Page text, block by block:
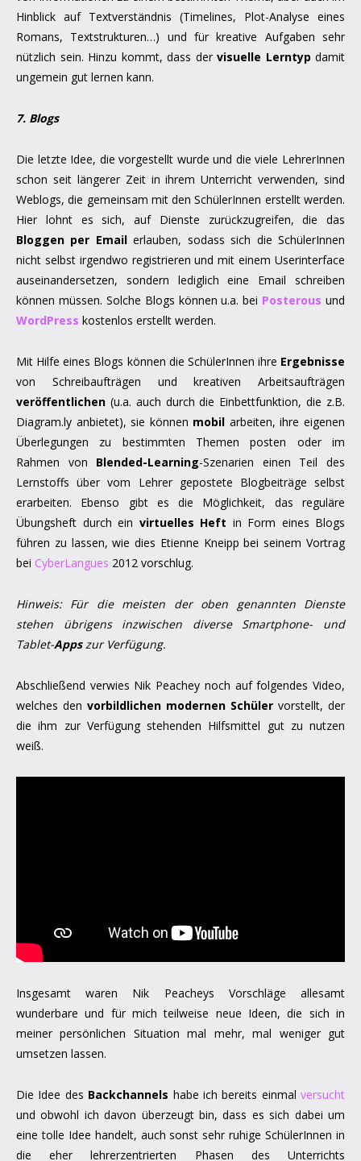
Hinblick auf Textverständnis (Timelines, Plot-Analyse eines
Romans, Textstrukturen…) und für kreative Aufgaben sehr
nützlich sein. Hinzu kommt, dass der visuelle Lerntyp damit
ungemein gut lernen kann.
7. Blogs
Die letzte Idee, die vorgestellt wurde und die viele LehrerInnen
schon seit längerer Zeit in ihrem Unterricht verwenden, sind
Weblogs, die gemeinsam mit den SchülerInnen erstellt werden.
Hier lohnt es sich, auf Dienste zurückzugreifen, die das
Bloggen per Emailerlauben, sodass sich die SchülerInnen
nicht selbst irgendwo registrieren und mit einem Userinterface
auseinandersetzen, sondern lediglich eine Email schreiben
können müssen. Solche Blogs können u.a. bei Posterous und
WordPress kostenlos erstellt werden.
Mit Hilfe eines Blogs können die SchülerInnen ihre Ergebnisse
von Schreibaufträgen und kreativen Arbeitsaufträgen
veröffentlichen (u.a. auch durch die Einbettfunktion, die z.B.
Diagram.ly anbietet), sie können mobil arbeiten, ihre eigenen
Überlegungen zu bestimmten Themen posten oder im
Rahmen von Blended-Learning-Szenarien einen Teil des
Lernstoffs über vom Lehrer gepostete Blogbeiträge selbst
erarbeiten. Ebenso gibt es die Möglichkeit, das reguläre
Übungsheft durch ein virtuelles Heft in Form eines Blogs
führen zu lassen, wie dies Etienne Kneipp bei seinem Vortrag
bei CyberLangues 2012 vorschlug.
Hinweis: Für die meisten der oben genannten Dienste
stehen übrigens inzwischen diverse Smartphone- und
Tablet-Appszur Verfügung.
Abschließend verwies Nik Peachey noch auf folgendes Video,
welches den vorbildlichen modernen Schüler vorstellt, der
die ihm zur Verfügung stehenden Hilfsmittel gut zu nutzen
weiß.
Insgesamt waren Nik Peacheys Vorschläge allesamt
wunderbare und für mich teilweise neue Ideen, die sich in
meiner persönlichen Situation mal mehr, mal weniger gut
umsetzen lassen.
Die Idee des Backchannels habe ich bereits einmal versucht
und obwohl ich davon überzeugt bin, dass es sich dabei um
eine tolle Idee handelt, auch sonst sehr ruhige SchülerInnen in
die eher lehrerzentrierten Phasen des Unterrichts